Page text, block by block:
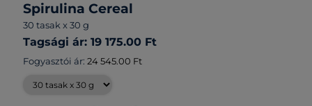
Spirulina Cereal
30 tasak x 30 g
Tagsági ár: 19 175.00 Ft
Fogyasztói ár: 24 545.00 Ft